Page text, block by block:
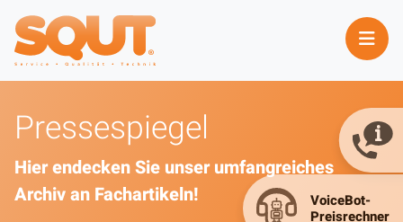
Pressespiegel
Hier endecken Sie unser umfangreiches
Archiv an Fachartikeln!